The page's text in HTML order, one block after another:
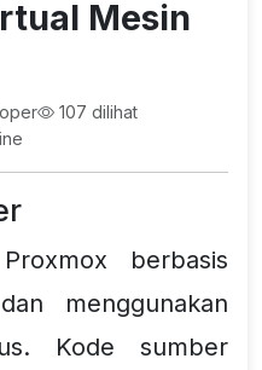
Mesin
107 dilihat
berbasis
menggunakan
Kode sumber